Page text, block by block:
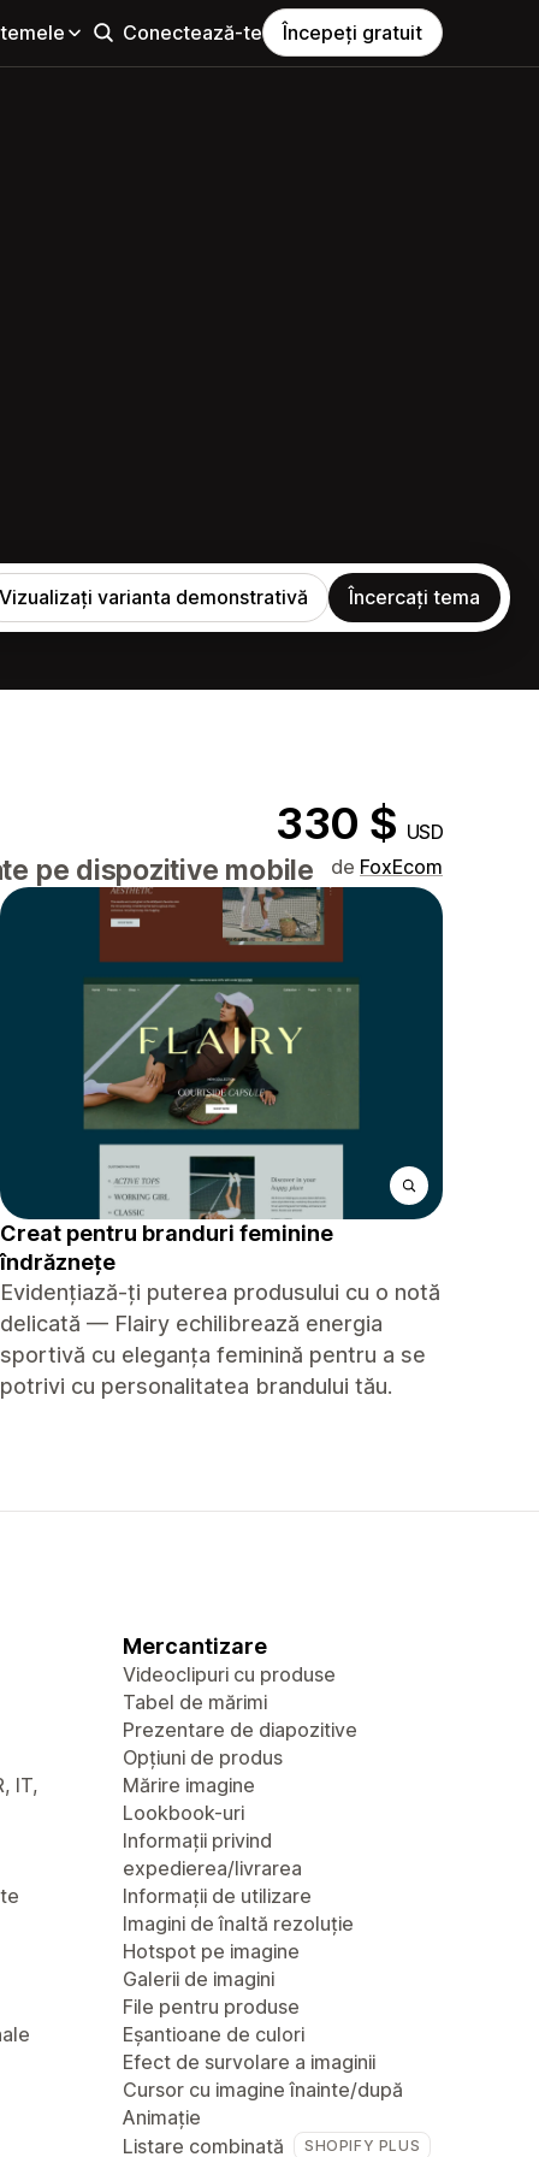
Conectează-te Începeți gratuit
Vizualizați varianta demonstrativă Încercați tema
330 $ USD
pe dispozitive mobile de FoxEcom
Creat pentru branduri feminine
îndrăznețe
Evidențiază-ți puterea produsului cu o notă
delicată — Flairy echilibrează energia
sportivă cu eleganța feminină pentru a se
potrivi cu personalitatea brandului tău.
IT,
Mercantizare
Videoclipuri cu produse
Tabel de mărimi
Prezentare de diapozitive
Opțiuni de produs
Mărire imagine
Lookbook-uri
Informații privind
expedierea/livrarea
Informații de utilizare
Imagini de înaltă rezoluție
Hotspot pe imagine
Galerii de imagini
File pentru produse
Eșantioane de culori
Efect de survolare a imaginii
Cursor cu imagine înainte/după
Animație
Listare combinată
SHOPIFY PLUS